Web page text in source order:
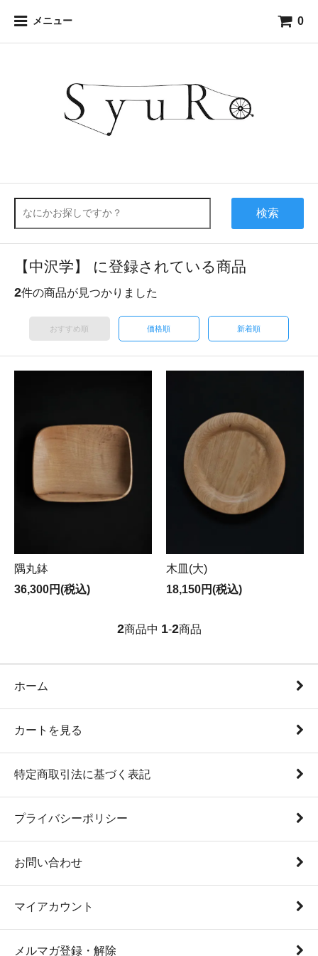
メニュー 0
検索
【中沢学】 に登録されている商品
2件の商品が見つかりました
おすすめ順 価格順 新着順
隅丸鉢
36,300円(税込)
木皿(大)
18,150円(税込)
2商品中 1-2商品
ホーム
カートを見る
特定商取引法に基づく表記
プライバシーポリシー
お問い合わせ
マイアカウント
メルマガ登録・解除